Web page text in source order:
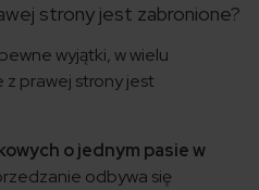
strony jest zabronione?
wyjątki, w wielu
prawej strony jest
o jednym pasie w
odbywa się